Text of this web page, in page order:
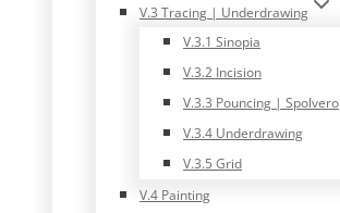
V.3 Tracing | Underdrawing
V.3.1 Sinopia
V.3.2 Incision
V.3.3 Pouncing | Spolvero
V.3.4 Underdrawing
V.3.5 Grid
V.4 Painting